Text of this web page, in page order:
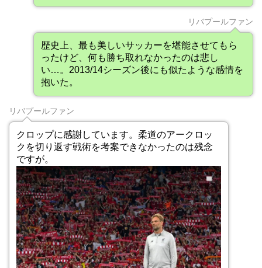
リバプールファン
歴史上、最も美しいサッカーを堪能させてもら
ったけど、何も勝ち取れなかったのは悲し
い…。2013/14シーズン後にも似たような感情を
抱いた。
リバプールファン
クロップに感謝しています。柔道のアークロッ
クを切り返す戦術を考案できなかったのは残念
ですが。